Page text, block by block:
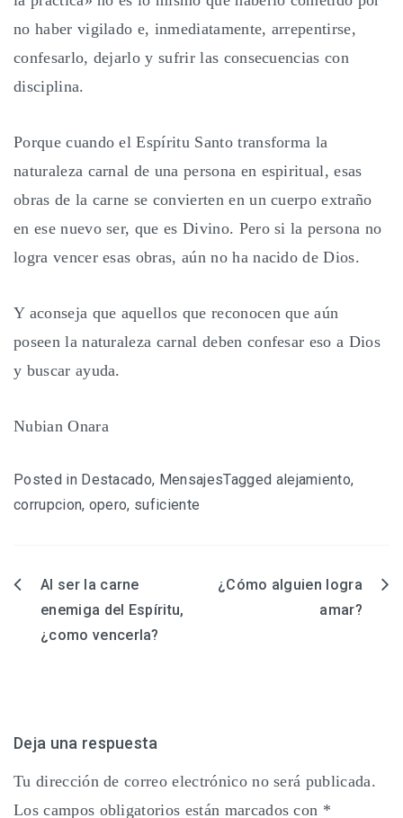
no haber vigilado e, inmediatamente, arrepentirse,
confesarlo, dejarlo y sufrir las consecuencias con
disciplina.
Porque cuando el Espíritu Santo transforma la
naturaleza carnal de una persona en espiritual, esas
obras de la carne se convierten en un cuerpo extraño
en ese nuevo ser, que es Divino. Pero si la persona no
logra vencer esas obras, aún no ha nacido de Dios.
Y aconseja que aquellos que reconocen que aún
poseen la naturaleza carnal deben confesar eso a Dios
y buscar ayuda.
Nubian Onara
Posted in Destacado, MensajesTagged alejamiento,
corrupcion, opero, suficiente
Navegación
Al ser la carne
enemiga del Espíritu,
¿como vencerla?
¿Cómo alguien logra
amar?
Deja una respuesta
Tu dirección de correo electrónico no será publicada.
Los campos obligatorios están marcados con *